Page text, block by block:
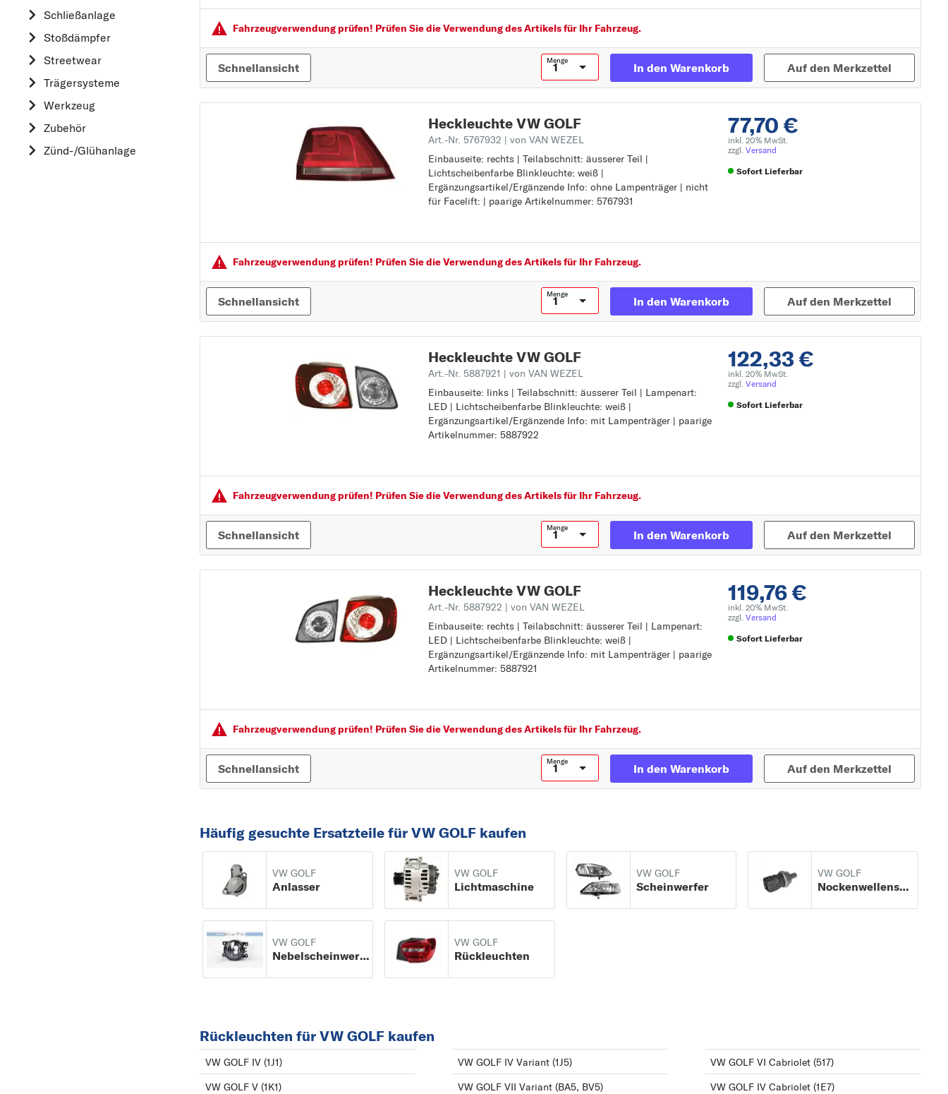
Schließanlage
Stoßdämpfer
Streetwear
Trägersysteme
Werkzeug
Zubehör
Zünd-/Glühanlage
K
KIA
L
LAND ROVER
MERCEDES-BENZ
NISSAN
O
OPEL
P
SMART
SUBARU
SUZUKI
TOYOTA
GOLF SPORTSVAN
J
K
LT 28-35
LT 28-46
MULTIVAN
N
NEW BEETLE
PASSAT ALLTRACK
PASSAT CC
PHAETON
SHARAN
T
TOUAREG
TRANSPORTER
U
12/2013
GOLF V (1K1) ab
10/2003 bis 02/2009
GOLF VI (5K1) ab
GOLF VI Cabriolet
(517) ab 03/2011
GOLF VII Variant
(BA5, BV5) ab
04/2013
GOLF VI Variant (AJ5)
07/2013
GOLF V Variant (1K5)
ab 06/2007 bis
07/2009
Fahrzeugver­wendung prüfen! Prüfen Sie die Verwendung des Artikels für Ihr Fahrzeug.
Schnellansicht
Menge
In den Warenkorb Auf den Merkzettel
77,70 €
inkl. 20% MwSt.
zzgl. Versand
Sofort Lieferbar
Heckleuchte VW GOLF
Art.-Nr. 5767932 | von VAN WEZEL
Einbauseite: rechts | Teilabschnitt: äusserer Teil |
Lichtscheibenfarbe Blinkleuchte: weiß |
Ergänzungsartikel/Ergänzende Info: ohne Lampenträger | nicht
für Facelift: | paarige Artikelnummer: 5767931
Einbauseite: rechts
Teilabschnitt: äusserer Teil
Lichtscheibenfarbe Blinkleuchte: weiß
Ergänzungsartikel/Ergänzende Info: ohne Lampenträger
Fahrzeugver­wendung prüfen! Prüfen Sie die Verwendung des Artikels für Ihr Fahrzeug.
Schnellansicht
Menge
In den Warenkorb Auf den Merkzettel
122,33 €
inkl. 20% MwSt.
zzgl. Versand
Sofort Lieferbar
Heckleuchte VW GOLF
Art.-Nr. 5887921 | von VAN WEZEL
Einbauseite: links | Teilabschnitt: äusserer Teil | Lampenart:
LED | Lichtscheibenfarbe Blinkleuchte: weiß |
Ergänzungsartikel/Ergänzende Info: mit Lampenträger | paarige
Artikelnummer: 5887922
Einbauseite: links
Teilabschnitt: äusserer Teil
Lampenart: LED
Lichtscheibenfarbe Blinkleuchte: weiß
Fahrzeugver­wendung prüfen! Prüfen Sie die Verwendung des Artikels für Ihr Fahrzeug.
Schnellansicht
Menge
In den Warenkorb Auf den Merkzettel
119,76 €
inkl. 20% MwSt.
zzgl. Versand
Sofort Lieferbar
Heckleuchte VW GOLF
Art.-Nr. 5887922 | von VAN WEZEL
Einbauseite: rechts | Teilabschnitt: äusserer Teil | Lampenart:
LED | Lichtscheibenfarbe Blinkleuchte: weiß |
Ergänzungsartikel/Ergänzende Info: mit Lampenträger | paarige
Artikelnummer: 5887921
Einbauseite: rechts
Teilabschnitt: äusserer Teil
Lampenart: LED
Lichtscheibenfarbe Blinkleuchte: weiß
Fahrzeugver­wendung prüfen! Prüfen Sie die Verwendung des Artikels für Ihr Fahrzeug.
Schnellansicht
Menge
In den Warenkorb Auf den Merkzettel
Häufig gesuchte Ersatzteile für VW GOLF kaufen
VW GOLF
Anlasser
VW GOLF
Lichtmaschine
VW GOLF
Scheinwerfer
VW GOLF
Nockenwellensensor
VW GOLF
Nebelscheinwerfer
VW GOLF
Rückleuchten
Rückleuchten für VW GOLF kaufen
VW GOLF IV (1J1)
VW GOLF V (1K1)
VW GOLF IV Variant (1J5)
VW GOLF VII Variant (BA5, BV5)
VW GOLF VI Cabriolet (517)
VW GOLF IV Cabriolet (1E7)